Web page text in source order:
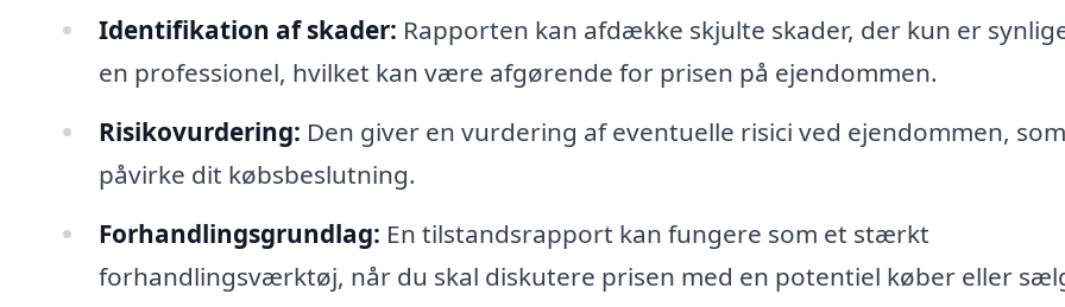
Identifikation af skader: Rapporten kan afdække skjulte skader, der kun er
en professionel, hvilket kan være afgørende for prisen på ejendommen.
Risikovurdering: Den giver en vurdering af eventuelle risici ved ejendommen,
påvirke dit købsbeslutning.
Forhandlingsgrundlag: En tilstandsrapport kan fungere som et stærkt
forhandlingsværktøj, når du skal diskutere prisen med en potentiel køber eller